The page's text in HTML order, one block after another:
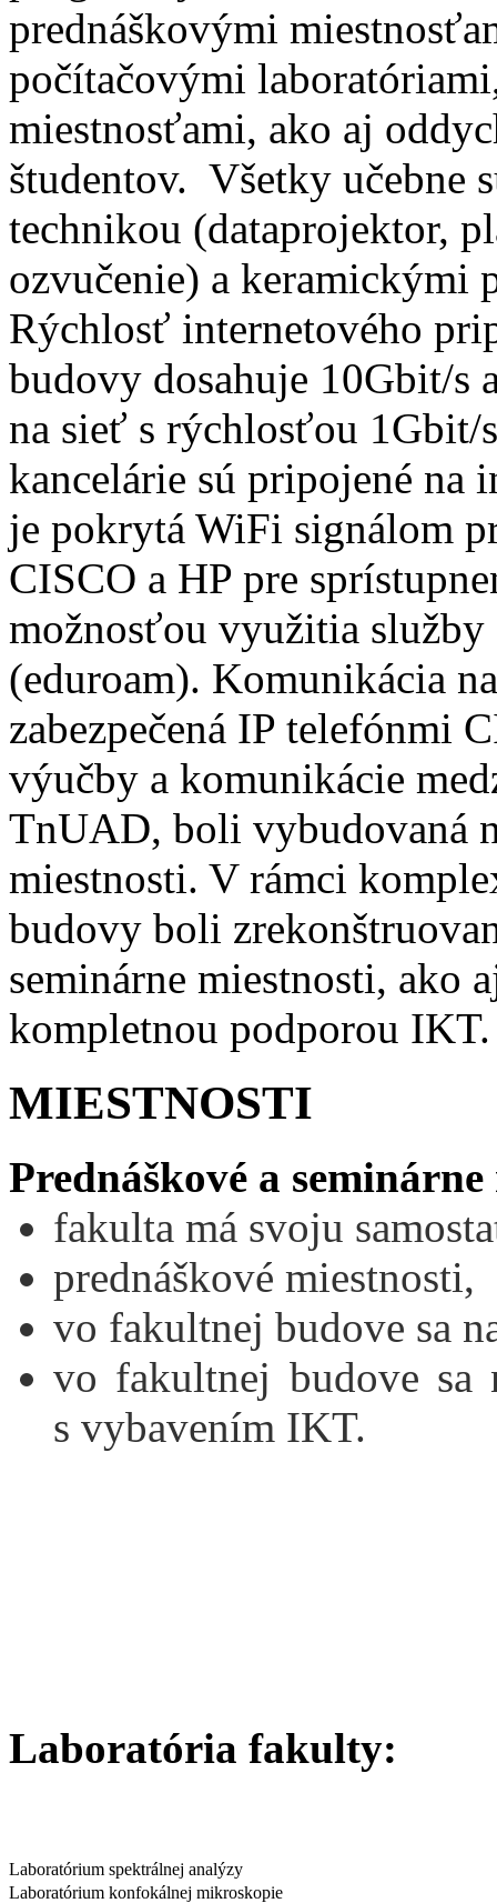
prednáškovými
počítačovými
miestnosťami, ako aj
študentov. Všetky učebne
technikou (dataprojektor,
ozvučenie) a keramickými
Rýchlosť internetového
budovy dosahuje 10Gbit/s
na sieť s rýchlosťou 1Gbit/
kancelárie sú pripojené na
je pokrytá WiFi signálom
CISCO a HP pre
možnosťou využitia
(eduroam). Komunikácia
zabezpečená IP telefónmi
výučby a komunikácie
TnUAD, boli vybudovaná
miestnosti. V rámci
budovy boli
seminárne miestnosti, ako
kompletnou podporou IKT.
MIESTNOSTI
Prednáškové a
fakulta má svoju
prednáškové miestnosti,
vo fakultnej budove sa
vo fakultnej budove sa
s vybavením IKT.
Laboratória fakulty:
Laboratórium spektrálnej analýzy
Laboratórium konfokálnej mikroskopie